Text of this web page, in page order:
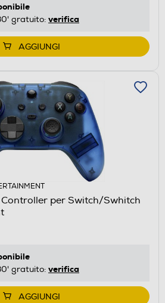
gratuito: verifica
AGGIUNGI
Controller per Switch/Swhitch
gratuito: verifica
AGGIUNGI